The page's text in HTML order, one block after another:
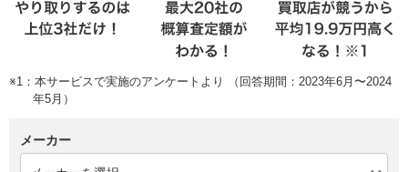
※1：本サービスで実施のアンケートより （回答期間：2023年6月〜2024
年5月）
メーカー